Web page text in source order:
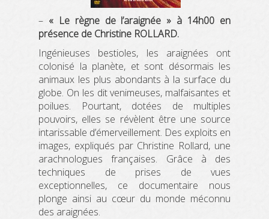
– « Le règne de l’araignée » à 14h00 en
présence de Christine ROLLARD.
Ingénieuses bestioles, les araignées ont
colonisé la planète, et sont désormais les
animaux les plus abondants à la surface du
globe. On les dit venimeuses, malfaisantes et
poilues. Pourtant, dotées de multiples
pouvoirs, elles se révèlent être une source
intarissable d’émerveillement. Des exploits en
images, expliqués par Christine Rollard, une
arachnologues françaises. Grâce à des
techniques de prises de vues
exceptionnelles, ce documentaire nous
plonge ainsi au cœur du monde méconnu
des araignées.